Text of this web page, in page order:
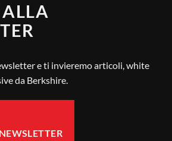
La
Conformità
Dei
Contatti
e ti invieremo articoli, white
da Berkshire.